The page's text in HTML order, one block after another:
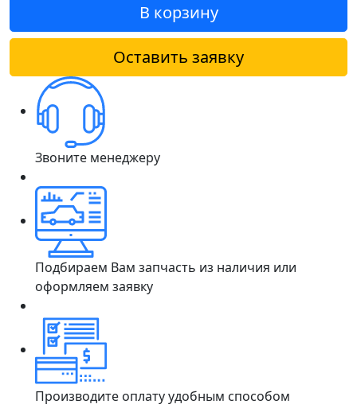
В корзину
Оставить заявку
Звоните менеджеру
Подбираем Вам запчасть из наличия или
оформляем заявку
Производите оплату удобным способом